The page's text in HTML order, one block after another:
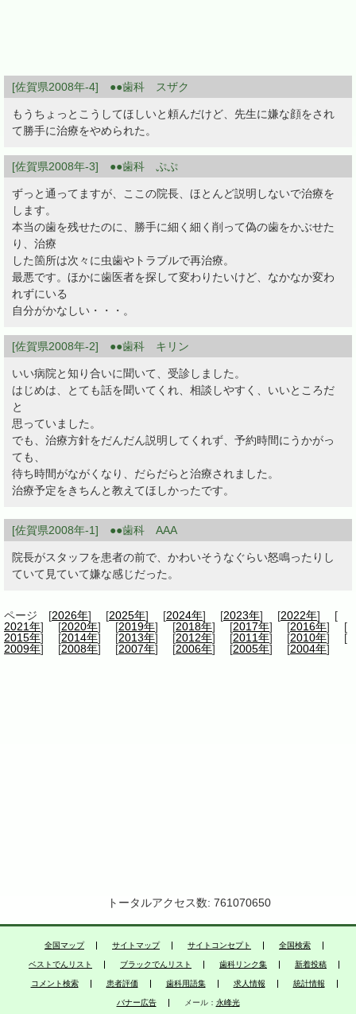
[佐賀県2008年-4] ●●歯科 スザク
もうちょっとこうしてほしいと頼んだけど、先生に嫌な顔をされ
て勝手に治療をやめられた。
[佐賀県2008年-3] ●●歯科 ぷぷ
ずっと通ってますが、ここの院長、ほとんど説明しないで治療を
します。
本当の歯を残せたのに、勝手に細く細く削って偽の歯をかぶせた
り、治療
した箇所は次々に虫歯やトラブルで再治療。
最悪です。ほかに歯医者を探して変わりたいけど、なかなか変わ
れずにいる
自分がかなしい・・・。
[佐賀県2008年-2] ●●歯科 キリン
いい病院と知り合いに聞いて、受診しました。
はじめは、とても話を聞いてくれ、相談しやすく、いいところだ
と
思っていました。
でも、治療方針をだんだん説明してくれず、予約時間にうかがっ
ても、
待ち時間がながくなり、だらだらと治療されました。
治療予定をきちんと教えてほしかったです。
[佐賀県2008年-1] ●●歯科 AAA
院長がスタッフを患者の前で、かわいそうなぐらい怒鳴ったりし
ていて見ていて嫌な感じだった。
ページ [2026年] [2025年] [2024年] [2023年] [2022年] [
2021年] [2020年] [2019年] [2018年] [2017年] [2016年] [
2015年] [2014年] [2013年] [2012年] [2011年] [2010年] [
2009年] [2008年] [2007年] [2006年] [2005年] [2004年]
トータルアクセス数: 761070650
全国マップ サイトマップ サイトコンセプト 全国検索
ベストでんリスト ブラックでんリスト 歯科リンク集 新着投稿
コメント検索 患者評価 歯科用語集 求人情報 統計情報
バナー広告 メール： 永峰光